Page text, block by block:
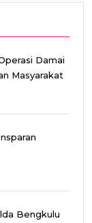
Damai
Masyarakat
Bengkulu